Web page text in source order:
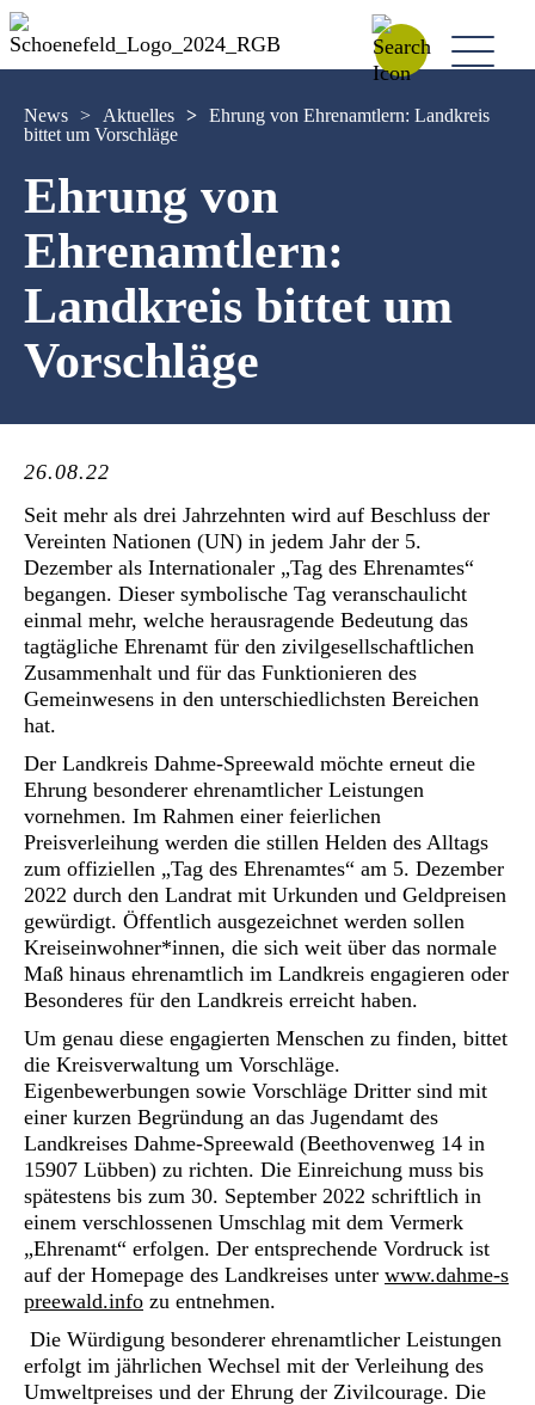
News > Aktuelles > Ehrung von Ehrenamtlern: Landkreis
bittet um Vorschläge
Ehrung von
Ehrenamtlern:
Landkreis bittet um
Vorschläge
26.08.22
Seit mehr als drei Jahrzehnten wird auf Beschluss der
Vereinten Nationen (UN) in jedem Jahr der 5.
Dezember als Internationaler „Tag des Ehrenamtes“
begangen. Dieser symbolische Tag veranschaulicht
einmal mehr, welche herausragende Bedeutung das
tagtägliche Ehrenamt für den zivilgesellschaftlichen
Zusammenhalt und für das Funktionieren des
Gemeinwesens in den unterschiedlichsten Bereichen
hat.
Der Landkreis Dahme-Spreewald möchte erneut die
Ehrung besonderer ehrenamtlicher Leistungen
vornehmen. Im Rahmen einer feierlichen
Preisverleihung werden die stillen Helden des Alltags
zum offiziellen „Tag des Ehrenamtes“ am 5. Dezember
2022 durch den Landrat mit Urkunden und Geldpreisen
gewürdigt. Öffentlich ausgezeichnet werden sollen
Kreiseinwohner*innen, die sich weit über das normale
Maß hinaus ehrenamtlich im Landkreis engagieren oder
Besonderes für den Landkreis erreicht haben.
Um genau diese engagierten Menschen zu finden, bittet
die Kreisverwaltung um Vorschläge.
Eigenbewerbungen sowie Vorschläge Dritter sind mit
einer kurzen Begründung an das Jugendamt des
Landkreises Dahme-Spreewald (Beethovenweg 14 in
15907 Lübben) zu richten. Die Einreichung muss bis
spätestens bis zum 30. September 2022 schriftlich in
einem verschlossenen Umschlag mit dem Vermerk
„Ehrenamt“ erfolgen. Der entsprechende Vordruck ist
auf der Homepage des Landkreises unter www.dahme-s
preewald.info zu entnehmen.
Die Würdigung besonderer ehrenamtlicher Leistungen
erfolgt im jährlichen Wechsel mit der Verleihung des
Umweltpreises und der Ehrung der Zivilcourage. Die